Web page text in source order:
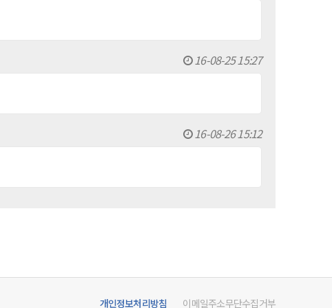
16-08-25 15:27
16-08-26 15:12
개인정보처리방침 이메일주소무단수집거부